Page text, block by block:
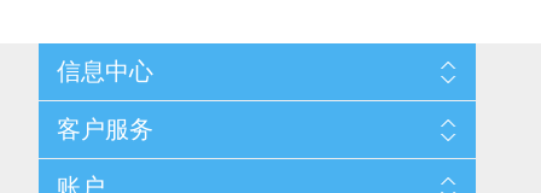
信息中心
配送与退换政策
隐私条款
关于我们
客户服务
账户